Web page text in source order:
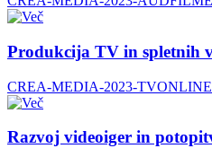
Produkcija TV in spletnih
CREA-MEDIA-2023-TVONLINE
Razvoj videoiger in